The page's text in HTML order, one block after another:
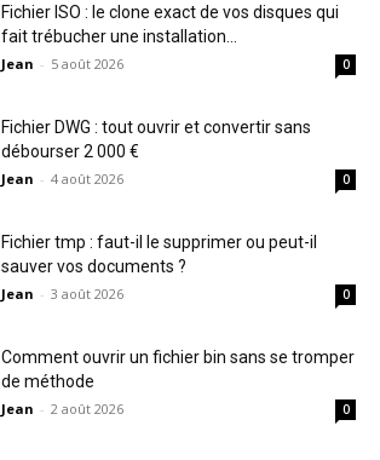
Fichier ISO : le clone exact de vos disques qui
fait trébucher une installation...
Jean - 5 août 2026 0
Fichier DWG : tout ouvrir et convertir sans
débourser 2 000 €
Jean - 4 août 2026 0
Fichier tmp : faut-il le supprimer ou peut-il
sauver vos documents ?
Jean - 3 août 2026 0
Comment ouvrir un fichier bin sans se tromper
de méthode
Jean - 2 août 2026 0